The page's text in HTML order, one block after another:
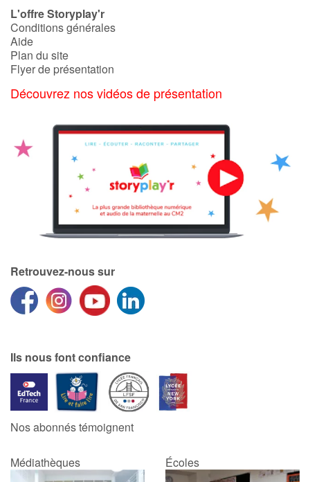
Autour du monde
Apprentissage
Art, espace, activité
En famille
Quotidien et loisirs
Amour et amitié
Sujets de société
Formats et illustrations
Catalogue anglais
Contraste +
L'offre Storyplay'r
Conditions générales
Aide
Plan du site
Flyer de présentation
Découvrez nos vidéos de présentation
Retrouvez-nous sur
Ils nous font confiance
Nos abonnés témoignent
Médiathèques Écoles